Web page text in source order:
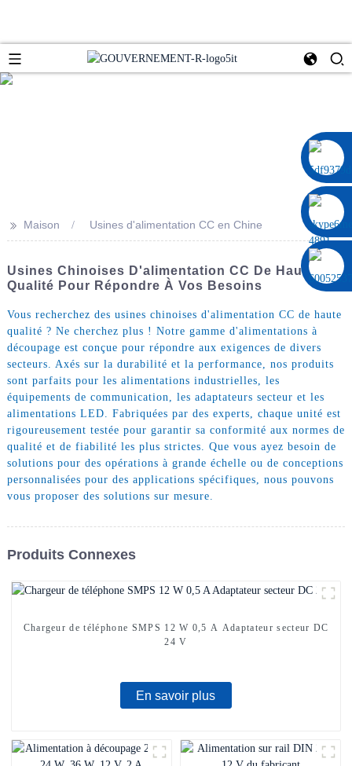
>> Maison Usines d'alimentation CC en Chine
Usines Chinoises D'alimentation CC De Haute
Qualité Pour Répondre À Vos Besoins
Vous recherchez des usines chinoises d'alimentation CC de haute
qualité ? Ne cherchez plus ! Notre gamme d'alimentations à
découpage est conçue pour répondre aux exigences de divers
secteurs. Axés sur la durabilité et la performance, nos produits
sont parfaits pour les alimentations industrielles, les
équipements de communication, les adaptateurs secteur et les
alimentations LED. Fabriquées par des experts, chaque unité est
rigoureusement testée pour garantir sa conformité aux normes de
qualité et de fiabilité les plus strictes. Que vous ayez besoin de
solutions pour des opérations à grande échelle ou de conceptions
personnalisées pour des applications spécifiques, nous pouvons
vous proposer des solutions sur mesure.
Produits Connexes
Chargeur de téléphone SMPS 12 W 0,5 A Adaptateur secteur DC
24 V
En savoir plus